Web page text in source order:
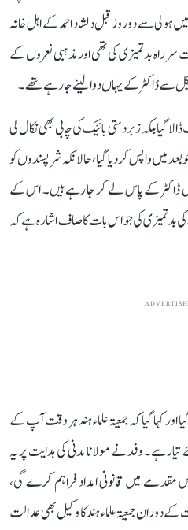
ہولی سے دو روز قبل دلشاد احمد کے اہل خانہ
راہ بدتمیزی کی تھی اور مذہبی نعروں کے
سے ڈاکٹر کے یہاں دوا لینے جا رہے تھے۔
گیا بلکہ زبردستی بائیک کی چابی بھی نکال لی
بعد میں واپس کر دیا گیا، حالانکہ شرپسندوں کو
ڈاکٹر کے پاس لے کر جا رہے ہیں۔ اس کے
کی جو اس بات کا صاف اشارہ ہے کہ
اور کہا گیا کہ جمعیۃ علماء ہند ہر وقت آپ کے
ہے۔ وفد نے مولانا مدنی کی ہدایت پر یہ
اس مقدمے میں قانونی امداد فراہم کرے گی،
دوران جمعیۃ علماء ہند کا وکیل بھی عدالت